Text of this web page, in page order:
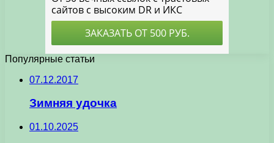
Популярные статьи
07.12.2017
Зимняя удочка
01.10.2025